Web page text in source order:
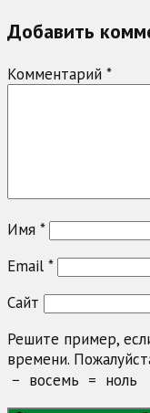
Добавить
Комментарий *
Имя *
Email *
Сайт
Решите пример,
времени.
− восемь = ноль